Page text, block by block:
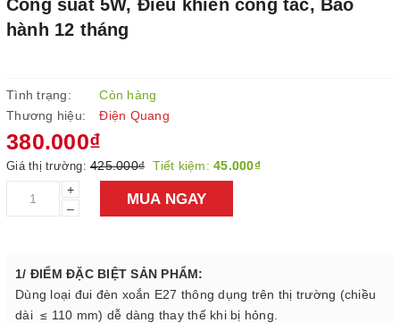
Công suất 5W, Điều khiển công tắc, Bảo
hành 12 tháng
Tình trạng:
Còn hàng
Thương hiệu:
Điện Quang
380.000₫
Giá thị trường: 425.000₫ Tiết kiệm: 45.000₫
+
–
MUA NGAY
1/ ĐIỂM ĐẶC BIỆT SẢN PHẨM:
Dùng loại đui đèn xoắn E27 thông dụng trên thị trường (chiều
dài ≤ 110 mm) dễ dàng thay thế khi bị hỏng.